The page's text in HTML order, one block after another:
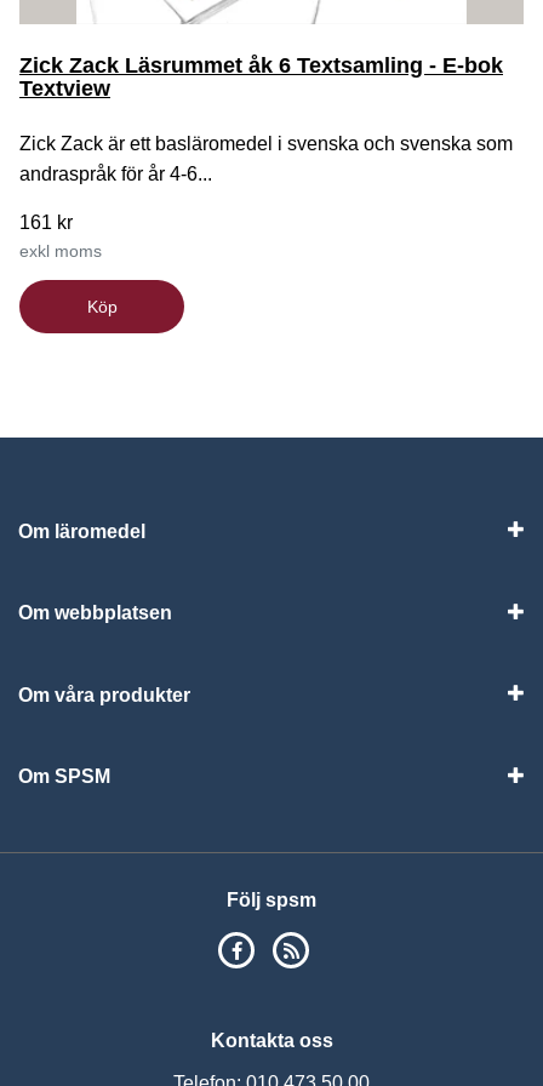
Zick Zack Läsrummet åk 6 Textsamling - E-bok
Textview
Zick Zack är ett basläromedel i svenska och svenska som
andraspråk för år 4-6...
161 kr
exkl moms
Köp
Om läromedel
Om webbplatsen
Om våra produkter
Om SPSM
Följ spsm
SPSM på Facebook
Kontakta oss